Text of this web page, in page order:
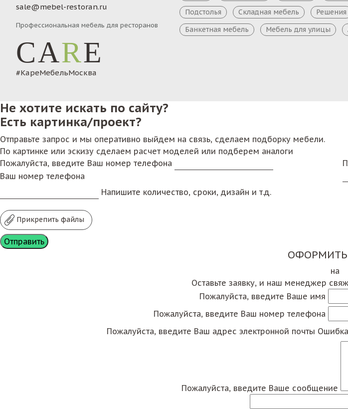
sale@mebel-restoran.ru
Профессиональная мебель для ресторанов
CARE
#КареМебельМосква
Подстолья
Складная мебель Решения
Банкетная мебель
Мебель для улицы
Не хотите искать по сайту?
Есть картинка/проект?
Отправьте запрос и мы оперативно выйдем на связь, сделаем подборку мебели.
По картинке или эскизу сделаем расчет моделей или подберем аналоги
Пожалуйста, введите Ваш номер телефона
Ваш номер телефона
Напишите количество, сроки, дизайн и т.д.
Прикрепить файлы
ОФОРМИТЬ
на
Оставьте заявку, и наш менеджер
Пожалуйста, введите Ваше имя
Пожалуйста, введите Ваш номер телефона
Пожалуйста, введите Ваш адрес электронной почты
Пожалуйста, введите Ваше сообщение